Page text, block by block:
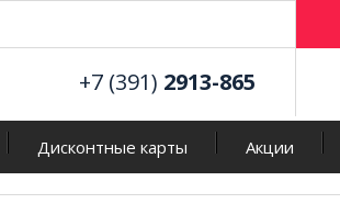
+7 (391) 2913-865
Дисконтные карты Акции